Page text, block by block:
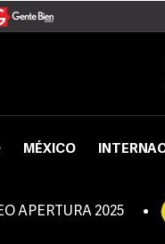
MÉXICO
APERTURA 2025